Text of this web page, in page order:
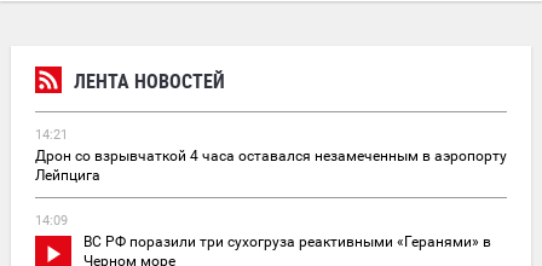
ЛЕНТА НОВОСТЕЙ
14:21
Дрон со взрывчаткой 4 часа оставался незамеченным в аэропорту
Лейпцига
14:09
ВС РФ поразили три сухогруза реактивными «Геранями» в
Черном море